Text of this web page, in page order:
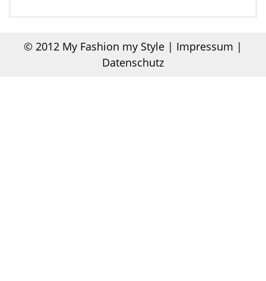
© 2012 My Fashion my Style | Impressum |
Datenschutz